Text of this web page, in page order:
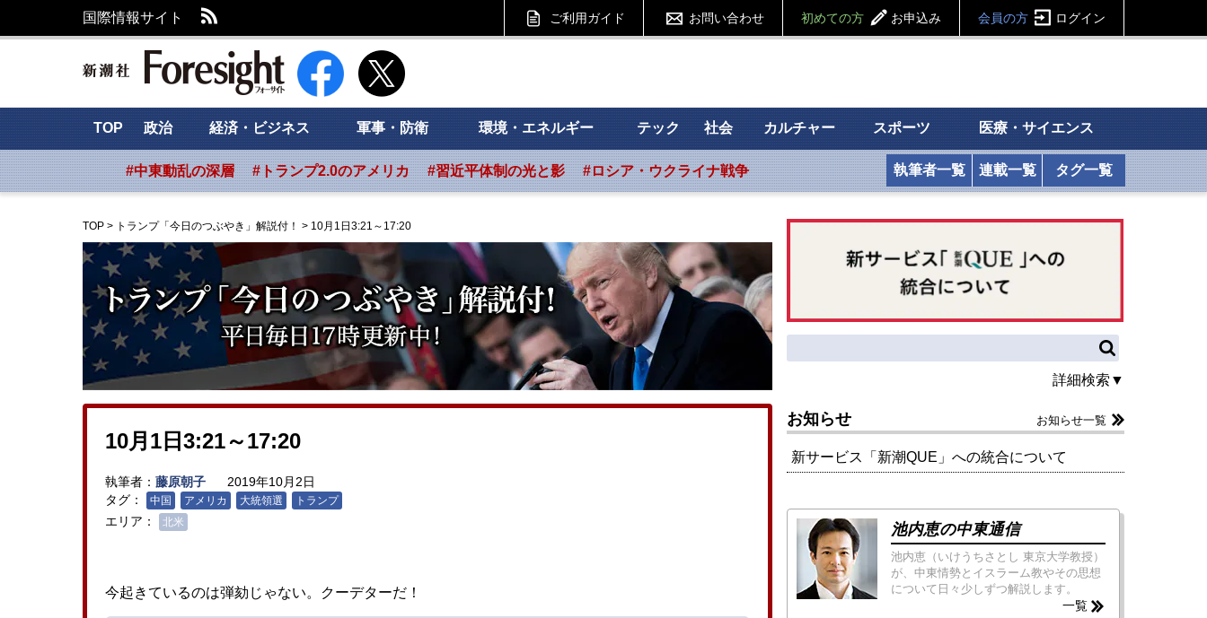
国際情報サイト ご利用ガイド お問い合わせ 初めての方 お申込み 会員の方 ログイン
新潮社 Foresight フォーサイト
TOP 政治 経済・ビジネス 軍事・防衛 環境・エネルギー テック 社会 カルチャー スポーツ 医療・サイエンス
#中東動乱の深層 #トランプ2.0のアメリカ #習近平体制の光と影 #ロシア・ウクライナ戦争 執筆者一覧 連載一覧 タグ一覧
TOP > トランプ「今日のつぶやき」解説付！ > 10月1日3:21～17:20
10月1日3:21～17:20
執筆者： 藤原朝子
2019年10月2日
タグ：
中国 アメリカ 大統領選 トランプ
エリア： 北米
今起きているのは弾劾じゃない。クーデターだ！
詳細検索▼
お知らせ お知らせ一覧
新サービス「新潮QUE」への統合について
池内恵の中東通信
池内恵（いけうちさとし 東京大学教授）
が、中東情勢とイスラーム教やその思想
について日々少しずつ解説します。
一覧